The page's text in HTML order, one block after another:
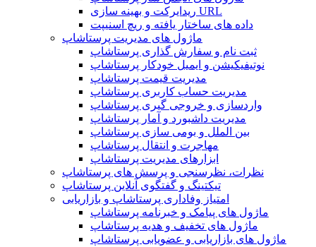
ریدایرکت و بهینه سازی URL
داده های ساختار یافته و ریچ اسنیپت
ماژول های مدیریت پرستاشاپ
ثبت نام و سفارش گذاری پرستاشاپ
نوتیفیکیشن و ایمیل خودکار پرستاشاپ
مدیریت قیمت پرستاشاپ
مدیریت حساب کاربری پرستاشاپ
واردسازی و خروجی گیری پرستاشاپ
مدیریت داشبورد و آمار پرستاشاپ
بین الملل و بومی سازی پرستاشاپ
مهاجرت و انتقال پرستاشاپ
ابزارهای مدیریت پرستاشاپ
نظرات، نظرسنجی و پرسش های پرستاشاپ
تیکتینگ و گفتگوی آنلاین پرستاشاپ
امتیاز وفاداری پرستاشاپ و بازاریابی
ماژول های پیامک و خبرنامه پرستاشاپ
ماژول های تخفیف و هدیه پرستاشاپ
ماژول های بازاریابی و عضویابی پرستاشاپ